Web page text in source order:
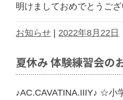
明けましておめでとうご
お知らせ 2022年8月22日
夏休み 体験練習会の
♪AC.CAVATINA.IIIY♪ ☆